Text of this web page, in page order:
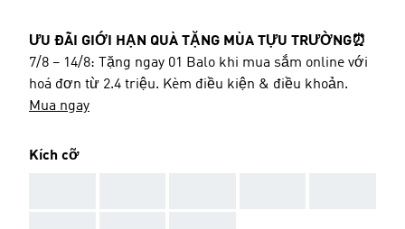
ƯU ĐÃI GIỚI HẠN QUÀ TẶNG MÙA TỰU TRƯỜNG⏰
7/8 – 14/8: Tặng ngay 01 Balo khi mua sắm online với
hoá đơn từ 2.4 triệu. Kèm điều kiện & điều khoản.
Mua ngay
Kích cỡ